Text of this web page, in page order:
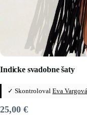
Indicke svadobne šaty
✓ Skontroloval Eva Vargová
25,00 €